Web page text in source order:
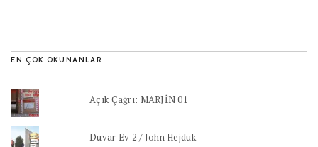
EN ÇOK OKUNANLAR
Açık Çağrı: MARJİN 01
Duvar Ev 2 / John Hejduk